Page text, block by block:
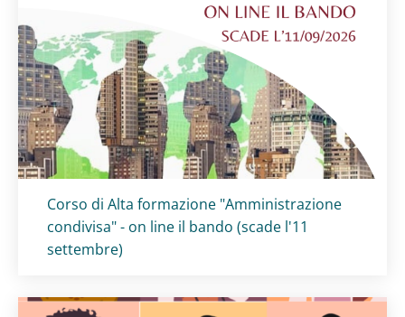
Titolo card:
Corso di Alta formazione "Amministrazione
condivisa" - on line il bando (scade l'11
settembre)